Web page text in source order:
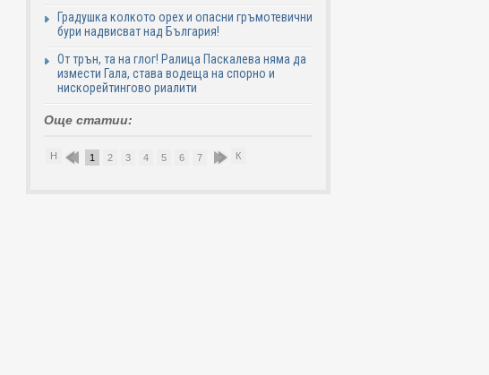
Градушка колкото орех и опасни гръмотевични
бури надвисват над България!
От трън, та на глог! Ралица Паскалева няма да
измести Гала, става водеща на спорно и
нискорейтингово риалити
Още статии:
Н 1 2 3 4 5 6 7 8 9К